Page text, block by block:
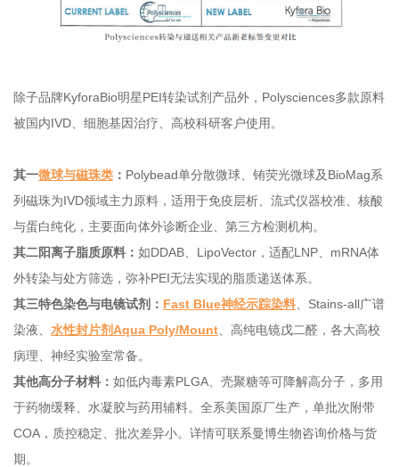
除子品牌KyforaBio明星PEI转染试剂产品外，Polysciences多款原料
被国内IVD、细胞基因治疗、高校科研客户使用。
其一微球与磁珠类 ： Polybead单分散微球、铕荧光微球及BioMag系
列磁珠为IVD领域主力原料，适用于免疫层析、流式仪器校准、核酸
与蛋白纯化，主要面向体外诊断企业、第三方检测机构。
其二阳离子脂质原料： 如DDAB、LipoVector，适配LNP、mRNA体
外转染与处方筛选，弥补PEI无法实现的脂质递送体系。
其三特色染色与电镜试剂： Fast Blue神经示踪染料 、Stains-all广谱
染液、 水性封片剂Aqua Poly/Mount 、高纯电镜戊二醛，各大高校
病理、神经实验室常备。
其他高分子材料： 如低内毒素PLGA、壳聚糖等可降解高分子，多用
于药物缓释、水凝胶与药用辅料。全系美国原厂生产，单批次附带
COA，质控稳定、批次差异小。详情可联系曼博生物咨询价格与货
期。